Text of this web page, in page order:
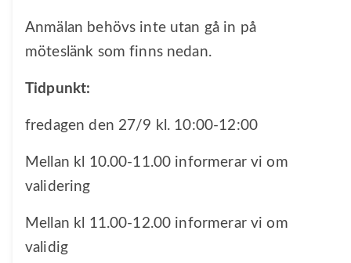
Anmälan behövs inte utan gå in på
möteslänk som finns nedan.
Tidpunkt:
fredagen den 27/9 kl. 10:00-12:00
Mellan kl 10.00-11.00 informerar vi om
validering
Mellan kl 11.00-12.00 informerar vi om
validig